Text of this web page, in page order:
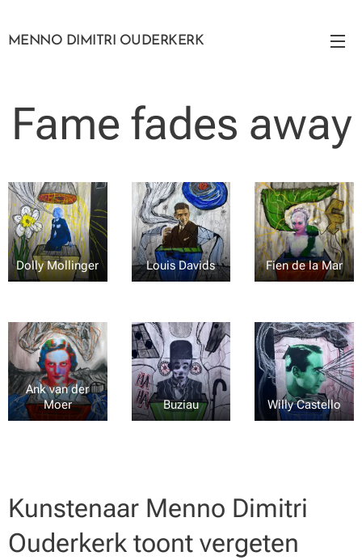
MENNO DIMITRI OUDERKERK
Fame fades away
Dolly Mollinger Louis Davids Fien de la Mar
Ank van der
Moer
Buziau Willy Castello
Kunstenaar Menno Dimitri
Ouderkerk toont vergeten